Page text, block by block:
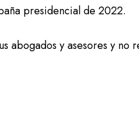
presidencial de 2022.
abogados y asesores y no